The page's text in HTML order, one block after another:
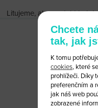
Litujeme, ale produkt byl
CHCETE
Chcete
tak, jak
K tomu
cookies, které
prohlížeči. Díky
preferenčním a
jak náš web
zobrazené